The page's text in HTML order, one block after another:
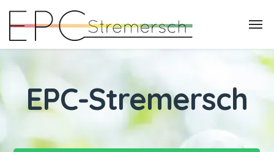
EPC-Stremersch